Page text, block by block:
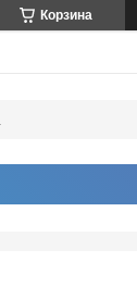
Корзина